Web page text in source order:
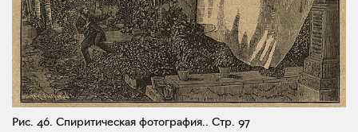
Рис. 46. Спиритическая фотография.. Стр. 97